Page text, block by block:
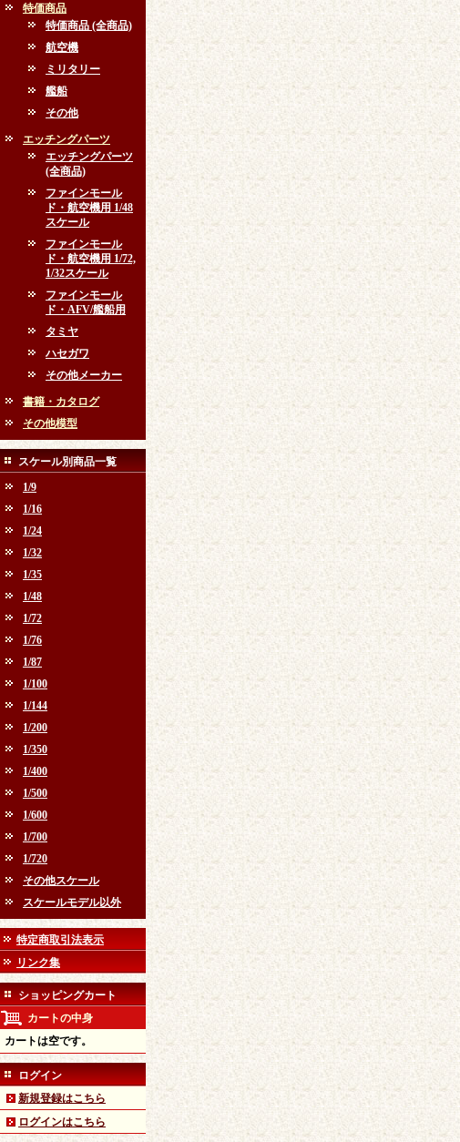
特価商品
特価商品 (全商品)
航空機
ミリタリー
艦船
その他
エッチングパーツ
エッチングパーツ
(全商品)
ファインモール
ド・航空機用 1/48
スケール
ファインモール
ド・航空機用 1/72,
1/32スケール
ファインモール
ド・AFV/艦船用
タミヤ
ハセガワ
その他メーカー
書籍・カタログ
その他模型
スケール別商品一覧
1/9
1/16
1/24
1/32
1/35
1/48
1/72
1/76
1/87
1/100
1/144
1/200
1/350
1/400
1/500
1/600
1/700
1/720
その他スケール
スケールモデル以外
特定商取引法表示
リンク集
ショッピングカート
カートの中身
カートは空です。
ログイン
新規登録はこちら
ログインはこちら